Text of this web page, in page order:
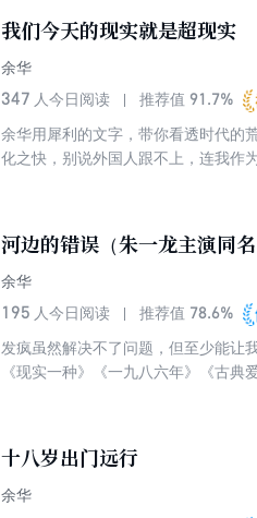
我们今天的现实就是超现实
余华
347 人今日阅读 推荐值 91.7%
余华用犀利的文字，带你看透时代的荒诞。 不回避、不粉饰，以文学家的敏锐，点破社会症结，解开人心困
化之快，别说外国人跟不上，连我作
翻开本书，读懂我们所处的时代。
河边的错误（朱一龙主演同
余华
195 人今日阅读 推荐值 78.6%
发疯虽然解决不了问题，但至少能让
《现实一种》《一九八六年》《古
十八岁出门远行
余华